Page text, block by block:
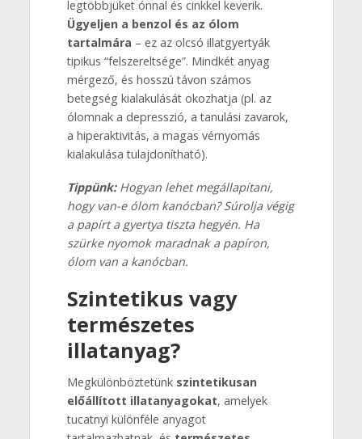
legtöbbjüket ónnal és cinkkel keverik.
Ügyeljen a benzol és az ólom
tartalmára – ez az olcsó illatgyertyák
tipikus “felszereltsége”. Mindkét anyag
mérgező, és hosszú távon számos
betegség kialakulását okozhatja (pl. az
ólomnak a depresszió, a tanulási zavarok,
a hiperaktivitás, a magas vérnyomás
kialakulása tulajdonítható).
Tippünk:Hogyan lehet megállapítani,
hogy van-e ólom kanócban? Súrolja végig
a papírt a gyertya tiszta hegyén. Ha
szürke nyomok maradnak a papíron,
ólom van a kanócban.
Szintetikus vagy
természetes
illatanyag?
Megkülönböztetünk szintetikusan
előállított illatanyagokat, amelyek
tucatnyi különféle anyagot